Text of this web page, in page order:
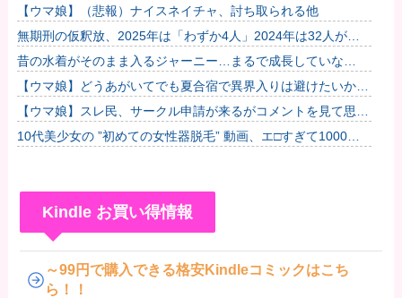
ていない！？他
【ウマ娘】（悲報）ナイスネイチャ、討ち取られる他
無期刑の仮釈放、2025年は「わずか4人」2024年は32人が獄
中死…「終身刑化」の傾向続く
昔の水着がそのまま入るジャーニー…まるで成長していな
い！？
【ウマ娘】どうあがいてでも夏合宿で異界入りは避けたいかも
SIRENなゴルシちゃん達
【ウマ娘】スレ民、サークル申請が来るがコメントを見て思わ
ず拒否してしまう
10代美少女の ”初めての女性器脱毛” 動画、エ□すぎて1000万
Kindle お買い得情報
～99円で購入できる格安Kindleコミックはこち
ら！！